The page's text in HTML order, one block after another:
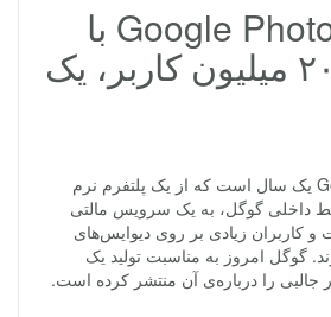
اپلیکیشن Google Photos با
دارا بودن ۲۰۰ میلیون کاربر، یک
اپلیکیشن Google Photos یک سال است که از یک پلتفرم نرم
داخلی گوگل، به یک سرویس مالتی
کاربران زیادی بر روی دیوایس‌های
گوگل امروز به مناسبت تولید یک
جالبی را درباره‌ی آن منتشر کرده است.